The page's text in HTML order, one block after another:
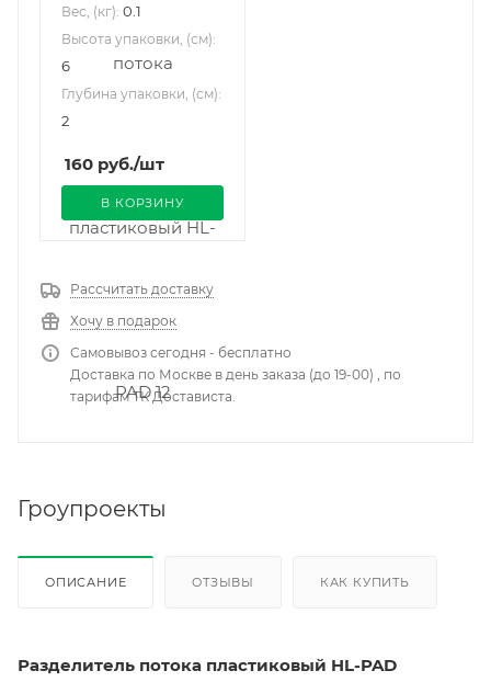
Вес, (кг): 0.1
Высота упаковки, (см):
6
Глубина упаковки, (см):
2
160 руб./шт
В КОРЗИНУ
Рассчитать доставку
Хочу в подарок
Самовывоз сегодня - бесплатно
Доставка по Москве в день заказа (до 19-00) , по
тарифам ТК Достависта.
Гроупроекты
ОПИСАНИЕ ОТЗЫВЫ КАК КУПИТЬ
Разделитель потока пластиковый HL-PAD